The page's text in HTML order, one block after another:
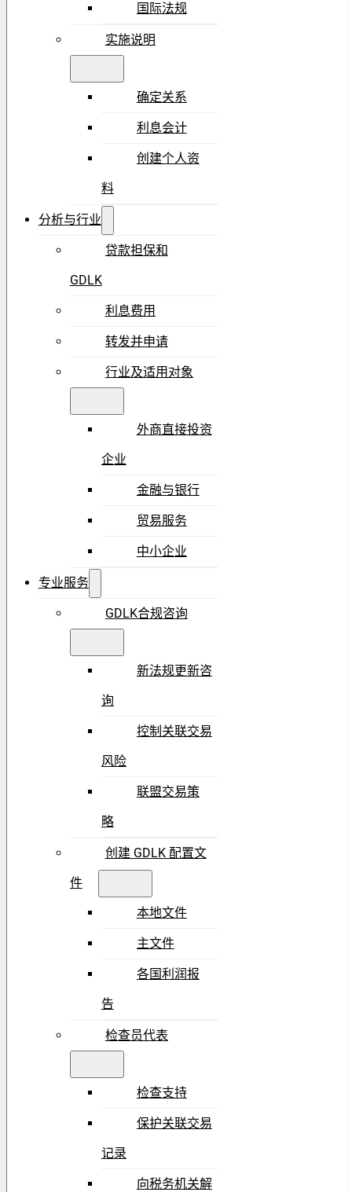
国际法规
实施说明
确定关系
利息会计
创建个人资
料
分析与行业
贷款担保和
GDLK
利息费用
转发并申请
行业及适用对象
外商直接投资
企业
金融与银行
贸易服务
中小企业
专业服务
GDLK合规咨询
新法规更新咨
询
控制关联交易
风险
联盟交易策
略
创建 GDLK 配置文
件
本地文件
主文件
各国利润报
告
检查员代表
检查支持
保护关联交易
记录
向税务机关解